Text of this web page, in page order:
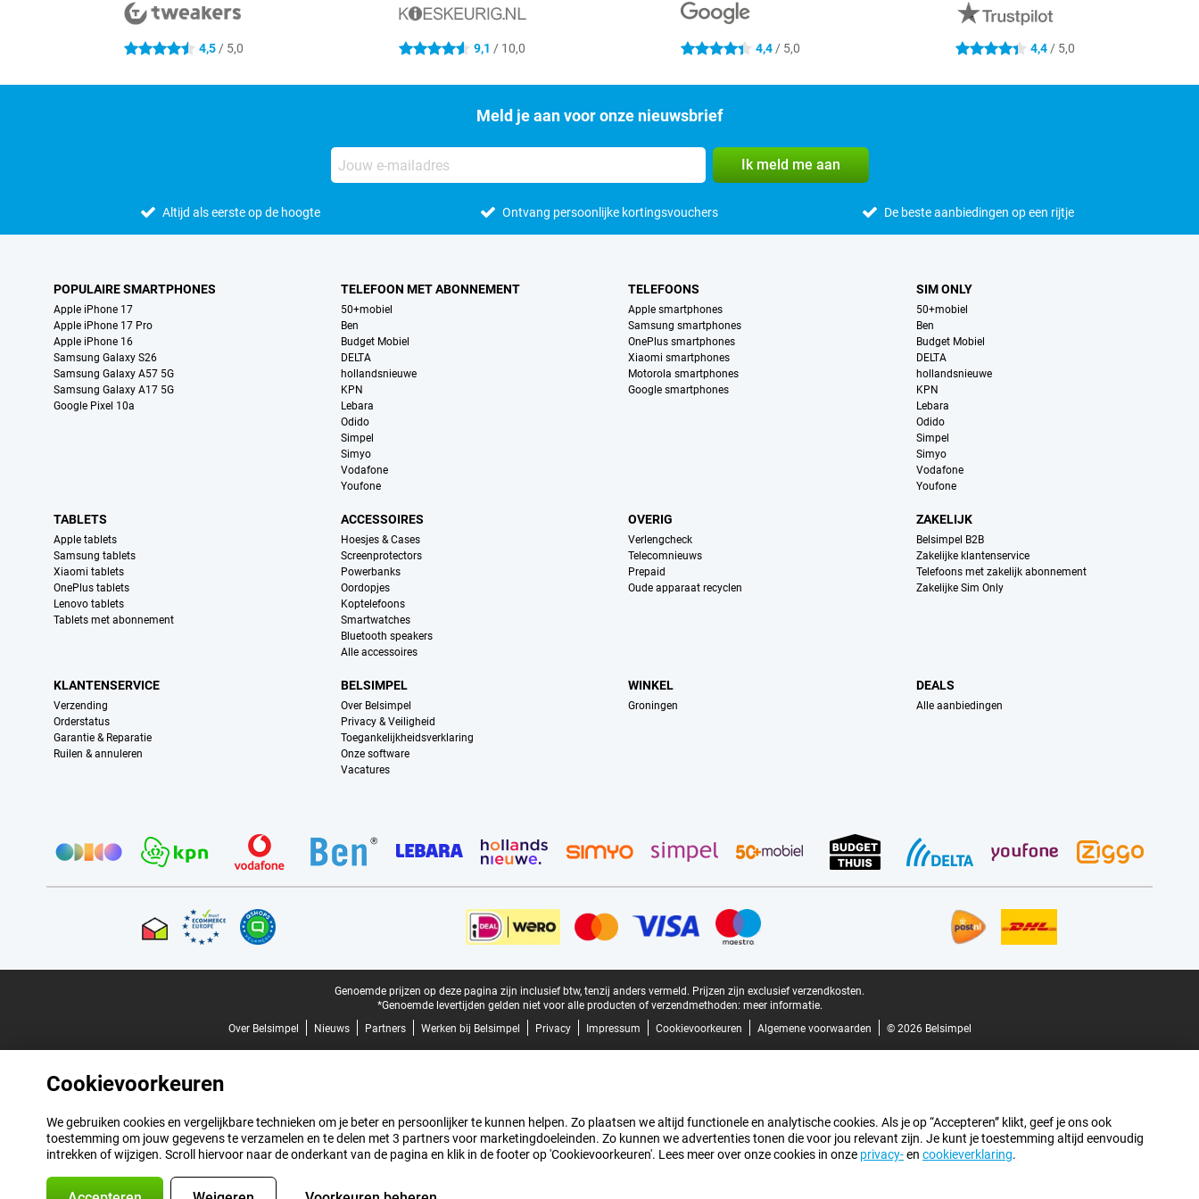
4.5 sterren 4,5/ 5,0 4.6 sterren 9,1 / 10,0 4.4 sterren 4,4 / 5,0 4.4 sterren 4,4 / 5,0
Meld je aan voor onze nieuwsbrief
Ik meld me aan
Altijd als eerste op de hoogte Ontvang persoonlijke kortingsvouchers De beste aanbiedingen op een rijtje
POPULAIRE SMARTPHONES
Apple iPhone 17
Apple iPhone 17 Pro
Apple iPhone 16
Samsung Galaxy S26
Samsung Galaxy A57 5G
Samsung Galaxy A17 5G
Google Pixel 10a
TELEFOON MET ABONNEMENT
50+mobiel
Ben
Budget Mobiel
DELTA
hollandsnieuwe
KPN
Lebara
Odido
Simpel
Simyo
Vodafone
Youfone
TELEFOONS
Apple smartphones
Samsung smartphones
OnePlus smartphones
Xiaomi smartphones
Motorola smartphones
Google smartphones
SIM ONLY
50+mobiel
Ben
Budget Mobiel
DELTA
hollandsnieuwe
KPN
Lebara
Odido
Simpel
Simyo
Vodafone
Youfone
TABLETS
Apple tablets
Samsung tablets
Xiaomi tablets
OnePlus tablets
Lenovo tablets
Tablets met abonnement
ACCESSOIRES
Hoesjes & Cases
Screenprotectors
Powerbanks
Oordopjes
Koptelefoons
Smartwatches
Bluetooth speakers
Alle accessoires
OVERIG
Verlengcheck
Telecomnieuws
Prepaid
Oude apparaat recyclen
ZAKELIJK
Belsimpel B2B
Zakelijke klantenservice
Telefoons met zakelijk abonnement
Zakelijke Sim Only
KLANTENSERVICE
Verzending
Orderstatus
Garantie & Reparatie
Ruilen & annuleren
BELSIMPEL
Over Belsimpel
Privacy & Veiligheid
Toegankelijkheidsverklaring
Onze software
Vacatures
WINKEL
Groningen
DEALS
Alle aanbiedingen
Genoemde prijzen op deze pagina zijn inclusief btw, tenzij anders vermeld. Prijzen zijn exclusief verzendkosten.
*Genoemde levertijden gelden niet voor alle producten of verzendmethoden: meer informatie.
Over Belsimpel
Nieuws Partners Werken bij Belsimpel Privacy Impressum Cookievoorkeuren Algemene voorwaarden © 2026 Belsimpel
Cookievoorkeuren
We gebruiken cookies en vergelijkbare technieken om je beter en persoonlijker te kunnen helpen. Zo plaatsen we altijd functionele en analytische cookies. Als je op “Accepteren” klikt, geef je ons ook
toestemming om jouw gegevens te verzamelen en te delen met 3 partners voor marketingdoeleinden. Zo kunnen we advertenties tonen die voor jou relevant zijn. Je kunt je toestemming altijd eenvoudig
intrekken of wijzigen. Scroll hiervoor naar de onderkant van de pagina en klik in de footer op 'Cookievoorkeuren'. Lees meer over onze cookies in onze privacy-en cookieverklaring.